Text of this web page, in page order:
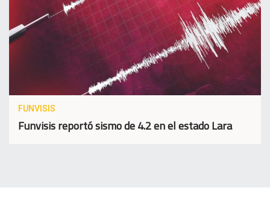
FUNVISIS
Funvisis reportó sismo de 4.2 en el estado Lara